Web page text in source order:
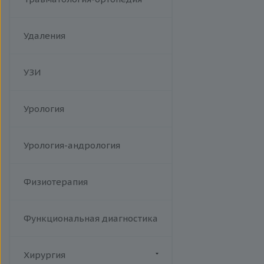
Удаления
УЗИ
Урология
Урология-андрология
Физиотерапия
Функциональная диагностика
Хирургия